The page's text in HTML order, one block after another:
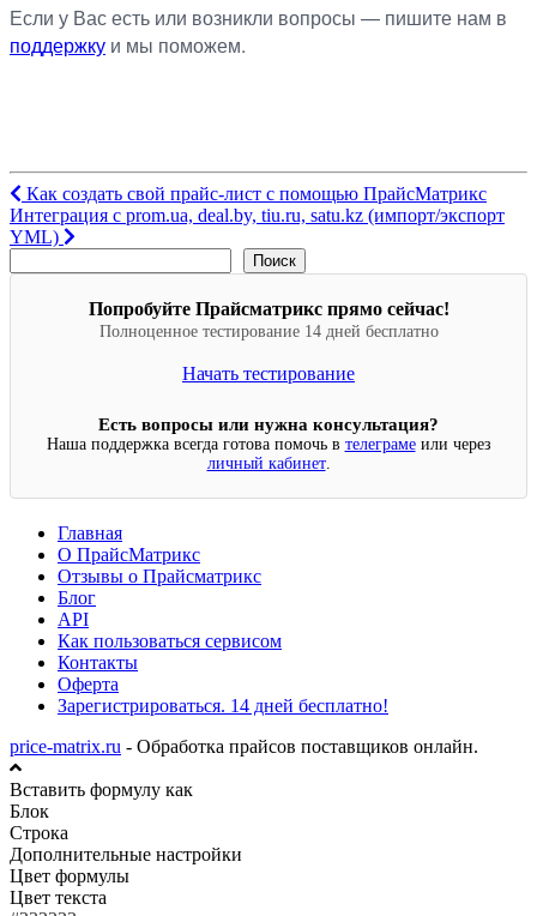
Если у Вас есть или возникли вопросы — пишите нам в
поддержку и мы поможем.
Навигация
по
Как создать свой прайс-лист с помощью ПрайсМатрикс
Интеграция c prom.ua, deal.by, tiu.ru, satu.kz (импорт/экспорт
YML)
Поиск
Попробуйте Прайсматрикс прямо сейчас!
Полноценное тестирование 14 дней бесплатно
Начать тестирование
Есть вопросы или нужна консультация?
Наша поддержка всегда готова помочь в телеграме или через
личный кабинет.
Главная
О ПрайсМатрикс
Отзывы о Прайсматрикс
Блог
API
Как пользоваться сервисом
Контакты
Оферта
Зарегистрироваться. 14 дней бесплатно!
price-matrix.ru - Обработка прайсов поставщиков онлайн.
Вставить формулу как
Блок
Строка
Дополнительные настройки
Цвет формулы
Цвет текста